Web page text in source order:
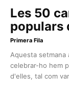
Les 50
populars
Primera Fila
Aquesta setmana
celebrar-ho hem
d'elles, tal com